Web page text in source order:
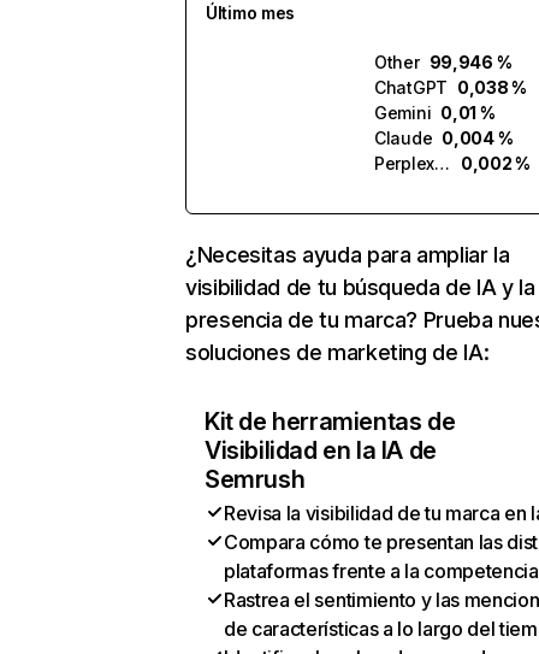
Último mes
Other 99,946 %
ChatGPT 0,038 %
Gemini 0,01 %
Claude 0,004 %
Perplexity
0,002 %
¿Necesitas ayuda para ampliar la
visibilidad de tu búsqueda de IA y la
presencia de tu marca? Prueba
soluciones de marketing de IA:
Kit de herramientas de
Visibilidad en la IA de
Semrush
Revisa la visibilidad de tu marca en
Compara cómo te presentan las
plataformas frente a la competencia
Rastrea el sentimiento y las
de características a lo largo del